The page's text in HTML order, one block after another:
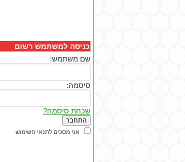
כניסה למשתמש רשום
שם משתמש:
סיסמה:
שכחת סיסמה?
אני מסכים לתנאי השימוש.